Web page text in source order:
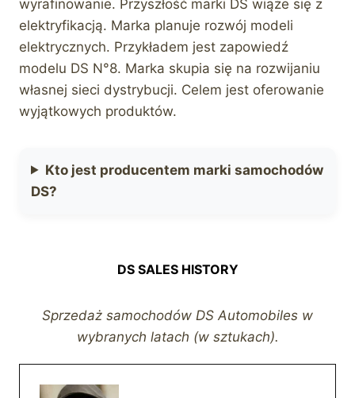
wyrafinowanie. Przyszłość marki DS wiąże się z
elektryfikacją. Marka planuje rozwój modeli
elektrycznych. Przykładem jest zapowiedź
modelu DS N°8. Marka skupia się na rozwijaniu
własnej sieci dystrybucji. Celem jest oferowanie
wyjątkowych produktów.
Kto jest producentem marki samochodów
DS?
DS SALES HISTORY
Sprzedaż samochodów DS Automobiles w
wybranych latach (w sztukach).